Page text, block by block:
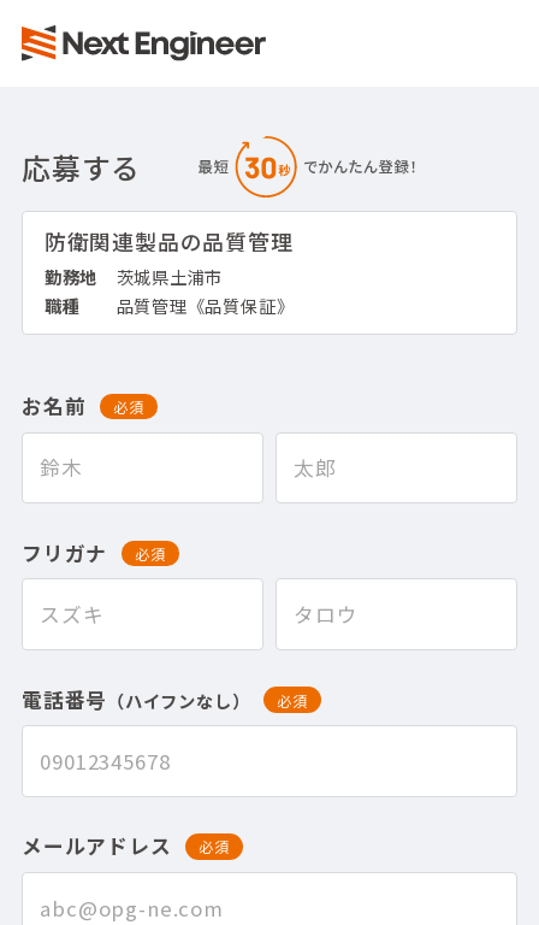
応募する
防衛関連製品の品質管理
勤務地
茨城県土浦市
職種
品質管理《品質保証》
お名前 必須
フリガナ 必須
電話番号 （ハイフンなし） 必須
メールアドレス 必須